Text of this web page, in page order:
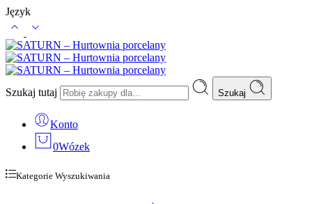
Język
Szukaj tutaj Szukaj
Konto
0Wózek
Kategorie Wyszukiwania